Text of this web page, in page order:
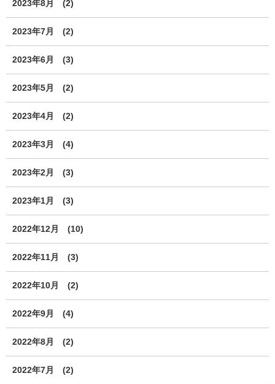
2023年8月 (2)
2023年7月 (2)
2023年6月 (3)
2023年5月 (2)
2023年4月 (2)
2023年3月 (4)
2023年2月 (3)
2023年1月 (3)
2022年12月 (10)
2022年11月 (3)
2022年10月 (2)
2022年9月 (4)
2022年8月 (2)
2022年7月 (2)